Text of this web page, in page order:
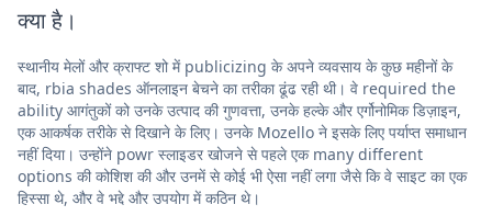
क्या है।
स्थानीय मेलों और क्राफ्ट शो में publicizing के अपने व्यवसाय के कुछ महीनों के
बाद, rbia shades ऑनलाइन बेचने का तरीका ढूंढ रही थी। वे required the
ability आगंतुकों को उनके उत्पाद की गुणवत्ता, उनके हल्के और एर्गोनोमिक डिज़ाइन,
एक आकर्षक तरीके से दिखाने के लिए। उनके Mozello ने इसके लिए पर्याप्त समाधान
नहीं दिया। उन्होंने powr स्लाइडर खोजने से पहले एक many different
options की कोशिश की और उनमें से कोई भी ऐसा नहीं लगा जैसे कि वे साइट का एक
हिस्सा थे, और वे भद्दे और उपयोग में कठिन थे।